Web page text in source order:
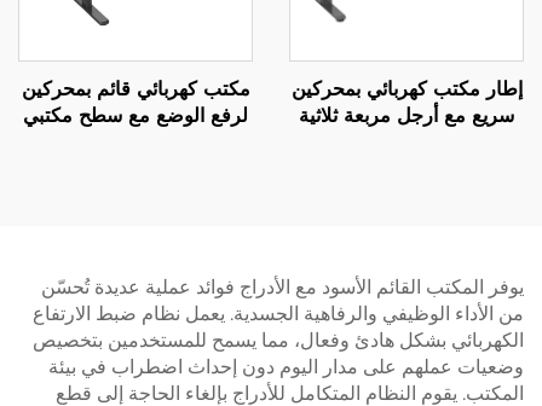
إطار مكتب كهربائي بمحركين
سريع مع أرجل مربعة ثلاثية
مكتب كهربائي قائم بمحركين
لرفع الوضع مع سطح مكتبي
يوفر المكتب القائم الأسود مع الأدراج فوائد عملية عديدة تُحسّن
من الأداء الوظيفي والرفاهية الجسدية. يعمل نظام ضبط الارتفاع
الكهربائي بشكل هادئ وفعال، مما يسمح للمستخدمين بتخصيص
وضعيات عملهم على مدار اليوم دون إحداث اضطراب في بيئة
المكتب. يقوم النظام المتكامل للأدراج بإلغاء الحاجة إلى قطع